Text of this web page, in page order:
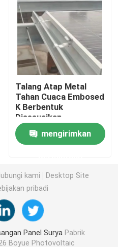
Surya
Surya
Talang Atap Metal
Tahan Cuaca Embosed
K Berbentuk
Disesuaikan
mengirimkan
kami
Desktop Site
pribadi
Panel Surya Pabrik
Boyue Photovoltaic